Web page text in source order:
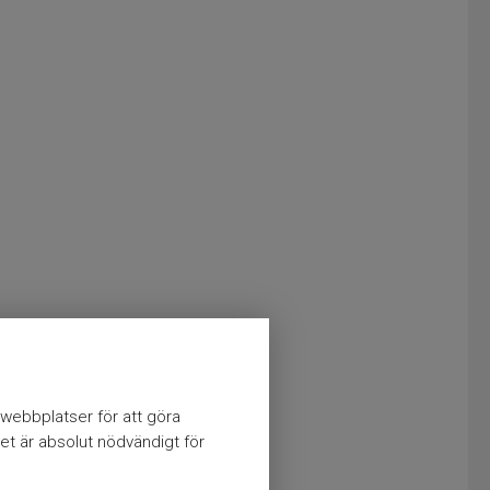
för att göra
är absolut nödvändigt för